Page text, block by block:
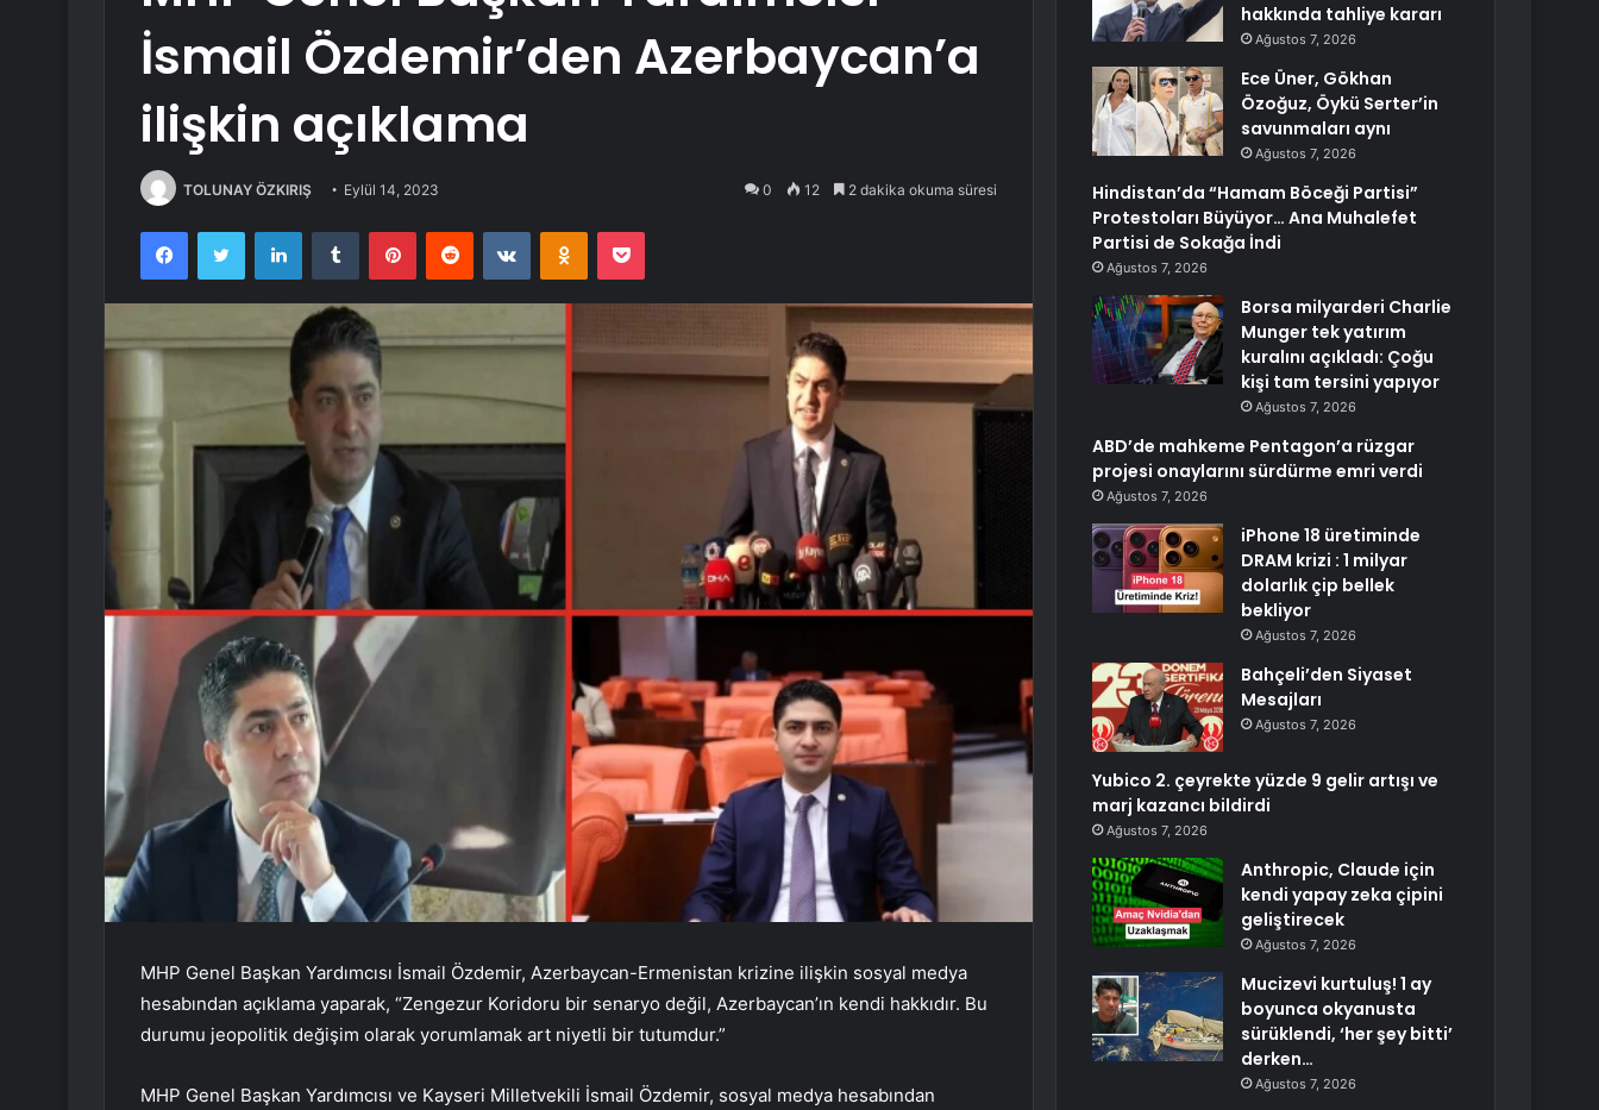
İsmail Özdemir’den Azerbaycan’a
ilişkin açıklama
TOLUNAY ÖZKIRIŞ Eylül 14, 2023 0 12 2 dakika okuma süresi
FacebookTwitter LinkedInTumblr PinterestReddit VKontakteOdnoklassniki
Pocket
MHP Genel Başkan Yardımcısı İsmail Özdemir, Azerbaycan-Ermenistan krizine ilişkin sosyal medya
hesabından açıklama yaparak, “Zengezur Koridoru bir senaryo değil, Azerbaycan’ın kendi hakkıdır. Bu
durumu jeopolitik değişim olarak yorumlamak art niyetli bir tutumdur.”
MHP Genel Başkan Yardımcısı ve Kayseri Milletvekili İsmail Özdemir, sosyal medya hesabından
hakkında tahliye kararı
Ağustos 7, 2026
Ece Üner, Gökhan
Özoğuz, Öykü Serter’in
savunmaları aynı
Ağustos 7, 2026
Hindistan’da “Hamam Böceği Partisi”
Protestoları Büyüyor… Ana Muhalefet
Partisi de Sokağa İndi
Ağustos 7, 2026
Borsa milyarderi Charlie
Munger tek yatırım
kuralını açıkladı: Çoğu
kişi tam tersini yapıyor
Ağustos 7, 2026
ABD’de mahkeme Pentagon’a rüzgar
projesi onaylarını sürdürme emri verdi
Ağustos 7, 2026
iPhone 18 üretiminde
DRAM krizi : 1 milyar
dolarlık çip bellek
bekliyor
Ağustos 7, 2026
Bahçeli’den Siyaset
Mesajları
Ağustos 7, 2026
Yubico 2. çeyrekte yüzde 9 gelir artışı ve
marj kazancı bildirdi
Ağustos 7, 2026
Anthropic, Claude için
kendi yapay zeka çipini
geliştirecek
Ağustos 7, 2026
Mucizevi kurtuluş! 1 ay
boyunca okyanusta
sürüklendi, ‘her şey bitti’
derken…
Ağustos 7, 2026